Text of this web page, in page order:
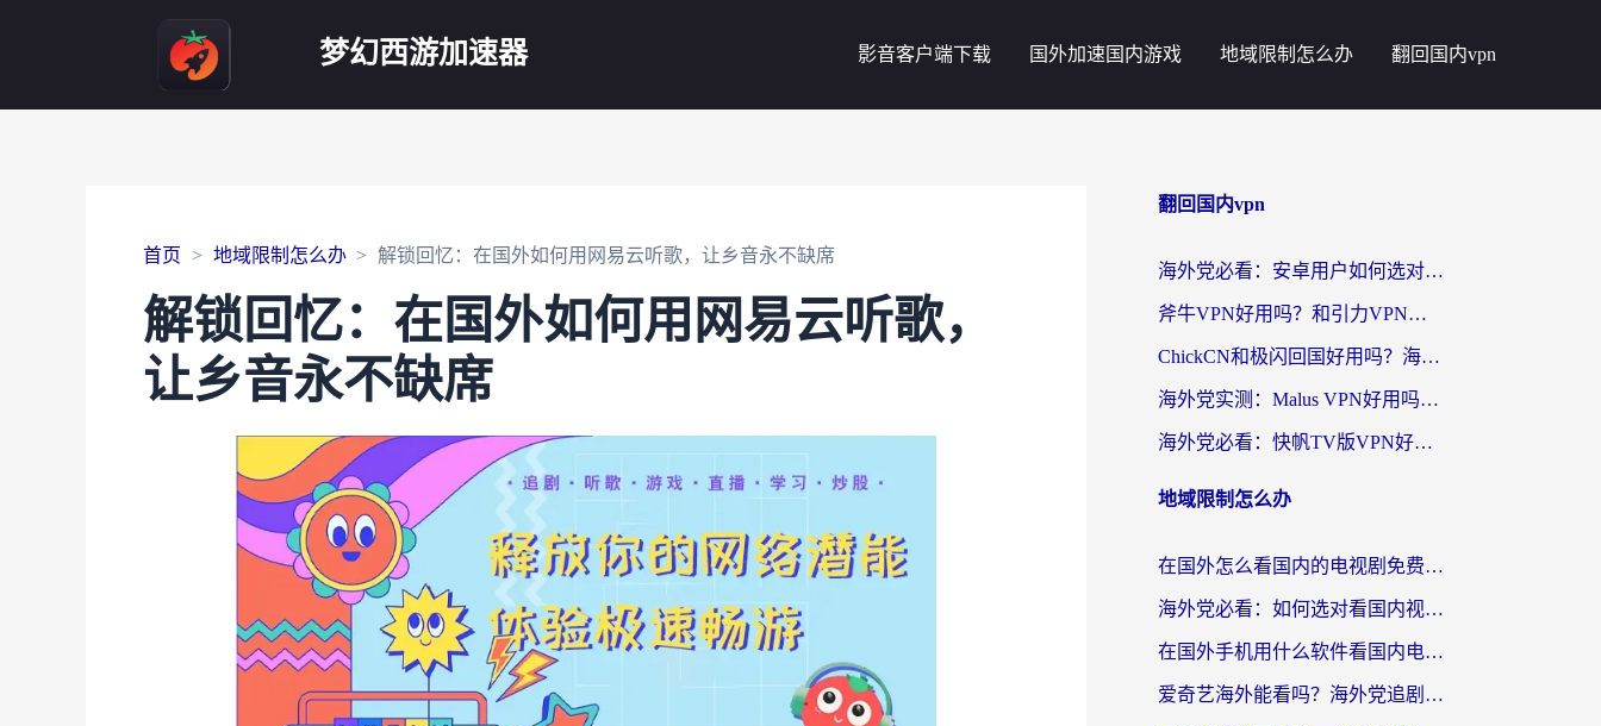
梦幻西游加速器 影音客户端下载 国外加速国内游戏 地域限制怎么办 翻回国内vpn
首页 地域限制怎么办 解锁回忆：在国外如何用网易云听歌，让乡音永不缺席
解锁回忆：在国外如何用网易云听歌，
让乡音永不缺席
翻回国内vpn
海外党必看：安卓用户如何选对回国VPN？从踩坑到无缝访问的全攻略
斧牛VPN好用吗？和引力VPN对比哪个回国效果更好？海外党亲测3款加速器+避坑指南
ChickCN和极闪回国好用吗？海外党亲测3款加速器，教你选对不踩坑
海外党实测：Malus VPN好用吗？和回国VPN对比哪个回国效果更好？附真实体验与加速器推荐
海外党必看：快帆TV版VPN好用吗？和豌豆IP VPN对比哪个回国效果更好？附真实体验与选择指南
地域限制怎么办
在国外怎么看国内的电视剧免费？留学生亲测有效的回国加速器选择指南
海外党必看：如何选对看国内视频VPN，轻松解决12123登录难题？
在国外手机用什么软件看国内电视剧？海外党亲测的实用指南
爱奇艺海外能看吗？海外党追剧看电影的终极回国加速器指南